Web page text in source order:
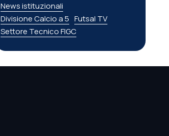
News istituzionali
Divisione Calcio a 5 Futsal TV
Settore Tecnico FIGC